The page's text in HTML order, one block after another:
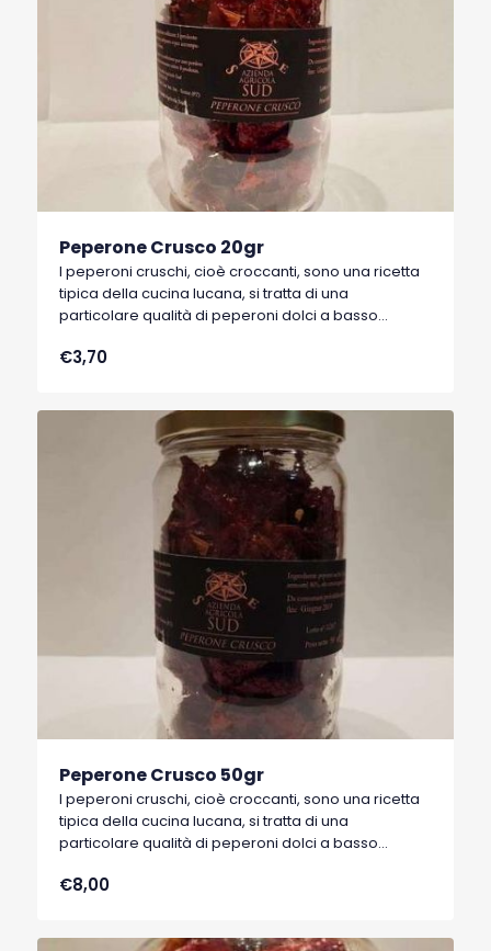
Peperone Crusco 20gr
I peperoni cruschi, cioè croccanti, sono una ricetta
tipica della cucina lucana, si tratta di una
particolare qualità di peperoni dolci a basso
Basilicata, che hanno ottenuto nel 1996 il marchio
€3,70
Peperone Crusco 50gr
I peperoni cruschi, cioè croccanti, sono una ricetta
tipica della cucina lucana, si tratta di una
particolare qualità di peperoni dolci a basso
Basilicata, che hanno ottenuto nel 1996 il marchio
€8,00